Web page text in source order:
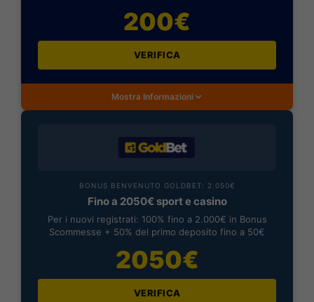
200€
VERIFICA
Mostra Informazioni
BONUS BENVENUTO GOLDBET: 2.050€
Fino a 2050€ sport e casino
Per i nuovi registrati: 100% fino a 2.000€ in Bonus
Scommesse + 50% del primo deposito fino a 50€
2050€
VERIFICA